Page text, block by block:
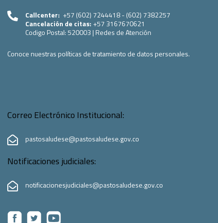
Callcenter: +57 (602) 7244418 - (602) 7382257
Cancelación de citas: +57 3167670621
Codigo Postal:520003 | Redes de Atención
Conoce nuestras políticas de tratamiento de datos personales.
Correo Electrónico Institucional:
pastosaludese@pastosaludese.gov.co
Notificaciones judiciales:
notificacionesjudiciales@pastosaludese.gov.co